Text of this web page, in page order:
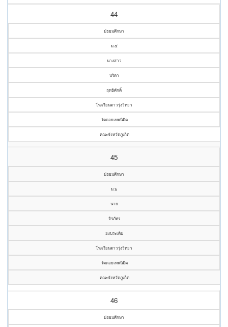
44
มัธยมศึกษา
ม.๔
นางสาว
ปริตา
ฤทธิศักดิ์
โรงเรียนดาวรุ่งวิทยา
วัดดอยเทพนิมิต
คณะจังหวัดภูเก็ต
45
มัธยมศึกษา
ม.๖
นาย
จิรภัทร
ยงประเดิม
โรงเรียนดาวรุ่งวิทยา
วัดดอยเทพนิมิต
คณะจังหวัดภูเก็ต
46
มัธยมศึกษา